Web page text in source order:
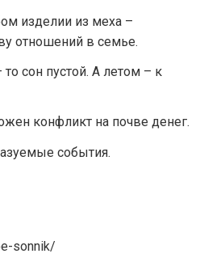
изделии из меха –
отношений в семье.
сон пустой. А летом – к
конфликт на почве денег.
события.
sonnik/